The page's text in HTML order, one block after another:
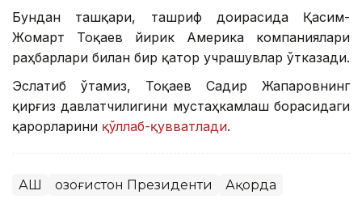
Бундан ташқари, ташриф доирасида Қасим-
Жомарт Тоқаев йирик Америка компаниялари
раҳбарлари билан бир қатор учрашувлар ўтказади.
Эслатиб ўтамиз, Тоқаев Садир Жапаровнинг
қирғиз давлатчилигини мустаҳкамлаш борасидаги
қарорларини қўллаб-қувватлади.
АҚШ Қозоғистон Президенти Ақорда